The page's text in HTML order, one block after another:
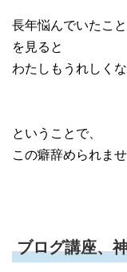
長年悩んでいたこ
を見ると
わたしもうれしくな
ということで、
この癖辞められま
ブログ講座、